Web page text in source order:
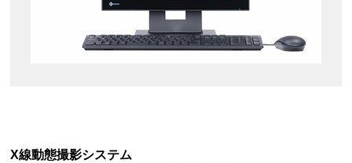
X線動態撮影システム